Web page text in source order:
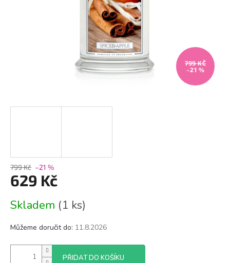
799 KČ
–21 %
799 Kč –21 %
629 Kč
cena:
Skladem (1 ks)
Můžeme doručit do: 11.8.2026
PŘIDAT DO KOŠÍKU